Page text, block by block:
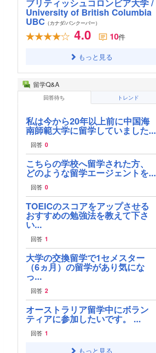
ブリティッシュコロンビア大学 /
University of British Columbia
UBC（カナダ/バンクーバー）
4.0 10件
もっと見る
留学Q&A
回答待ち トレンド
私は今から20年以上前に中国海
南師範大学に留学していました...
回答 0
こちらの学校へ留学された方、
どのような留学エージェントを...
回答 0
TOEICのスコアをアップさせる
おすすめの勉強法を教えて下さ
い...
回答 1
大学の交換留学で1セメスター
（6ヵ月）の留学があり気にな
っ...
回答 2
オーストラリア留学中にボラン
ティアに参加したいです。 ...
回答 1
もっと見る